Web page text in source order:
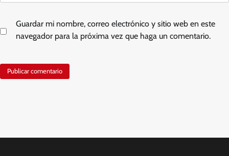
Guardar mi nombre, correo electrónico y sitio web en este
navegador para la próxima vez que haga un comentario.